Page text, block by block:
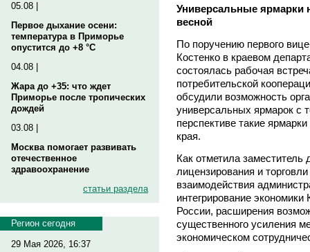
05.08 |
Первое дыхание осени:
температура в Приморье
опустится до +8 °C
04.08 |
Жара до +35: что ждет
Приморье после тропических
дождей
03.08 |
Москва помогает развивать
отечественное
здравоохранение
статьи раздела
Регион сегодня
29 Мая 2026, 16:37
Универсальные ярмарки
весной
По поручению первого
Костенко в краевом
состоялась рабочая
потребительской
обсудили возможность
универсальных ярмарок с
перспективе такие
края.
Как отметила заместитель
лицензирования и
взаимодействия
интегрирование
России, расширения
существенного усиления
экономическом